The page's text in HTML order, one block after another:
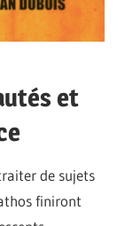
et
de sujets
finiront